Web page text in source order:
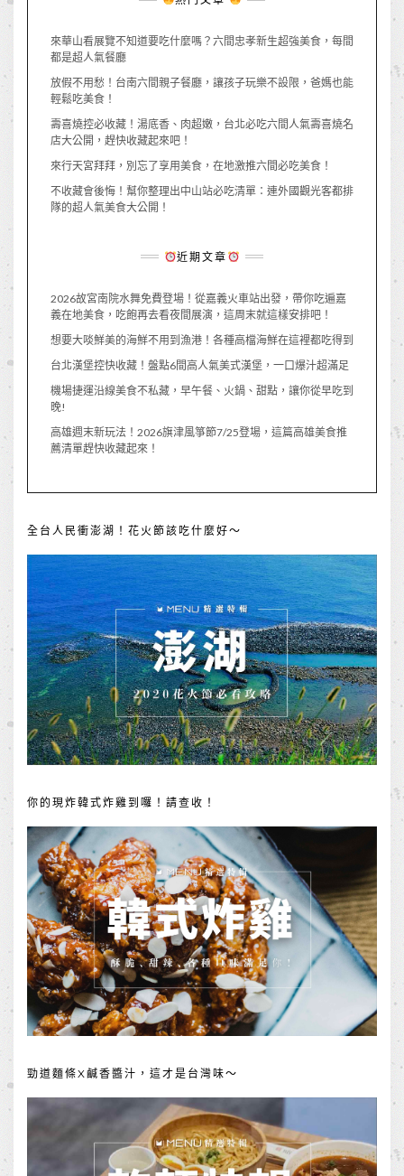
來華山看展覽不知道要吃什麼嗎？六間忠孝新生超強美食，每間
都是超人氣餐廳
放假不用愁！台南六間親子餐廳，讓孩子玩樂不設限，爸媽也能
輕鬆吃美食！
壽喜燒控必收藏！湯底香、肉超嫩，台北必吃六間人氣壽喜燒名
店大公開，趕快收藏起來吧！
來行天宮拜拜，別忘了享用美食，在地激推六間必吃美食！
不收藏會後悔！幫你整理出中山站必吃清單：連外國觀光客都排
隊的超人氣美食大公開！
近期文章
2026故宮南院水舞免費登場！從嘉義火車站出發，帶你吃遍嘉
義在地美食，吃飽再去看夜間展演，這周末就這樣安排吧！
想要大啖鮮美的海鮮不用到漁港！各種高檔海鮮在這裡都吃得到
台北漢堡控快收藏！盤點6間高人氣美式漢堡，一口爆汁超滿足
機場捷運沿線美食不私藏，早午餐、火鍋、甜點，讓你從早吃到
晚!
高雄週末新玩法！2026旗津風箏節7/25登場，這篇高雄美食推
薦清單趕快收藏起來！
全台人民衝澎湖！花火節該吃什麼好～
你的現炸韓式炸雞到囉！請查收！
勁道麵條X鹹香醬汁，這才是台灣味～